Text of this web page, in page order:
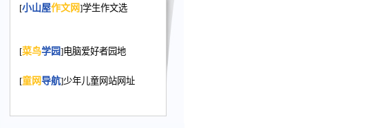
2008.12.12家园网正式运行，域
年，2009版提前启用，小山屋全面
小山画廊均增加多个新栏目。。
评分、顶功能，作文宝典改版。
[小山屋作文网]学生作文选
[菜鸟学园]电脑爱好者园地
[童网导航]少年儿童网站网址